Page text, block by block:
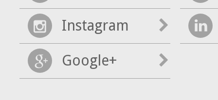
Instagram
Google+